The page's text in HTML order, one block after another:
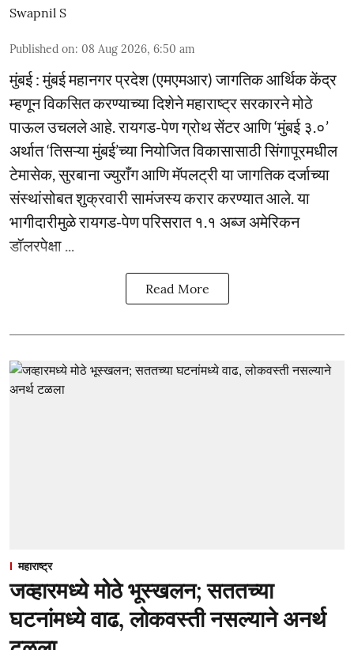
Swapnil S
Published on: 08 Aug 2026, 6:50 am
मुंबई : मुंबई महानगर प्रदेश (एमएमआर) जागतिक आर्थिक केंद्र
म्हणून विकसित करण्याच्या दिशेने महाराष्ट्र सरकारने मोठे
पाऊल उचलले आहे. रायगड-पेण ग्रोथ सेंटर आणि ‘मुंबई ३.०’
अर्थात ‘तिसऱ्या मुंबई’च्या नियोजित विकासासाठी सिंगापूरमधील
टेमासेक, सुरबाना ज्युराँग आणि मॅपलट्री या जागतिक दर्जाच्या
संस्थांसोबत शुक्रवारी सामंजस्य करार करण्यात आले. या
भागीदारीमुळे रायगड-पेण परिसरात १.१ अब्ज अमेरिकन
डॉलरपेक्षा ...
Read More
महाराष्ट्र
जव्हारमध्ये मोठे भूस्खलन; सततच्या
घटनांमध्ये वाढ, लोकवस्ती नसल्याने अनर्थ